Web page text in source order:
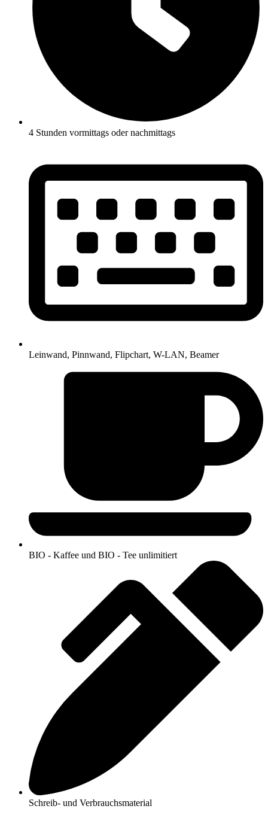
4 Stunden vormittags oder nachmittags
Leinwand, Pinnwand, Flipchart, W-LAN, Beamer
BIO - Kaffee und BIO - Tee unlimitiert
Schreib- und Verbrauchsmaterial